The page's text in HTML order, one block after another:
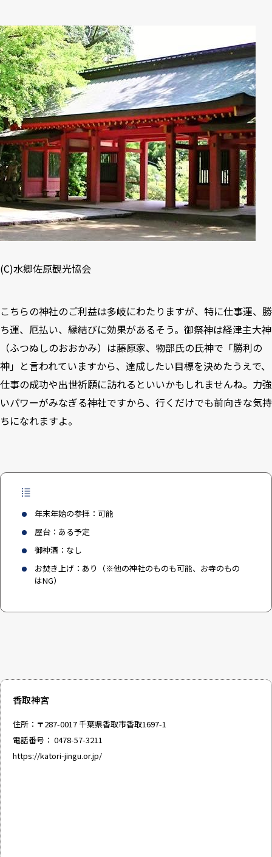
(C)水郷佐原観光協会
こちらの神社のご利益は多岐にわたりますが、特に仕事運、勝
ち運、厄払い、縁結びに効果があるそう。御祭神は経津主大神
（ふつぬしのおおかみ）は藤原家、物部氏の氏神で「勝利の
神」と言われていますから、達成したい目標を決めたうえで、
仕事の成功や出世祈願に訪れるといいかもしれませんね。力強
いパワーがみなぎる神社ですから、行くだけでも前向きな気持
ちになれますよ。
年末年始の参拝：可能
屋台：ある予定
御神酒：なし
お焚き上げ：あり（※他の神社のものも可能、お寺のもの
はNG）
香取神宮
住所：〒287-0017 千葉県香取市香取1697-1
電話番号： 0478-57-3211
https://katori-jingu.or.jp/